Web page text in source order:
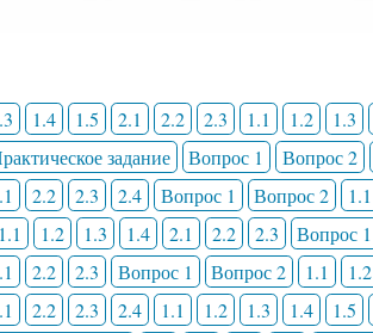
1.4 1.5 2.1 2.2 2.3 1.1 1.2 1.3
задание Вопрос 1 Вопрос 2
2.2 2.3 2.4 Вопрос 1 Вопрос 2 1.1
1.1 1.2 1.3 1.4 2.1 2.2 2.3 Вопрос 1
2.2 2.3 Вопрос 1 Вопрос 2 1.1 1.2
2.2 2.3 2.4 1.1 1.2 1.3 1.4 1.5